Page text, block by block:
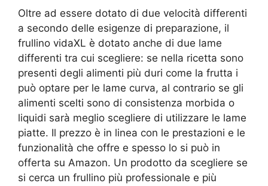
Oltre ad essere dotato di due velocità differenti
a secondo delle esigenze di preparazione, il
frullino vidaXL è dotato anche di due lame
differenti tra cui scegliere: se nella ricetta sono
presenti degli alimenti più duri come la frutta i
può optare per le lame curva, al contrario se gli
alimenti scelti sono di consistenza morbida o
liquidi sarà meglio scegliere di utilizzare le lame
piatte. Il prezzo è in linea con le prestazioni e le
funzionalità che offre e spesso lo si può in
offerta su Amazon. Un prodotto da scegliere se
si cerca un frullino più professionale e più